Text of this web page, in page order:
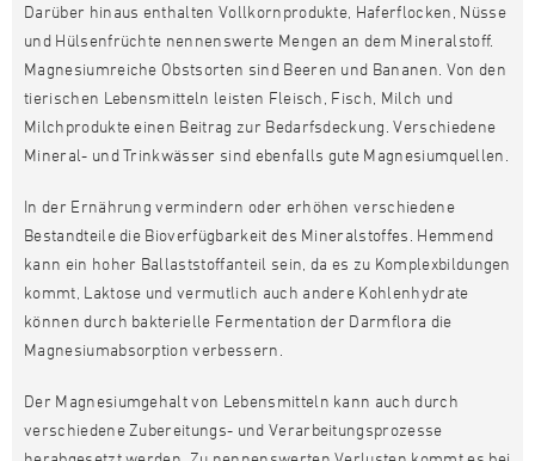
Darüber hinaus enthalten Vollkornprodukte, Haferflocken, Nüsse
und Hülsenfrüchte nennenswerte Mengen an dem Mineralstoff.
Magnesiumreiche Obstsorten sind Beeren und Bananen. Von den
tierischen Lebensmitteln leisten Fleisch, Fisch, Milch und
Milchprodukte einen Beitrag zur Bedarfsdeckung. Verschiedene
Mineral- und Trinkwässer sind ebenfalls gute Magnesiumquellen.
In der Ernährung vermindern oder erhöhen verschiedene
Bestandteile die Bioverfügbarkeit des Mineralstoffes. Hemmend
kann ein hoher Ballaststoffanteil sein, da es zu Komplexbildungen
kommt, Laktose und vermutlich auch andere Kohlenhydrate
können durch bakterielle Fermentation der Darmflora die
Magnesiumabsorption verbessern.
Der Magnesiumgehalt von Lebensmitteln kann auch durch
verschiedene Zubereitungs- und Verarbeitungsprozesse